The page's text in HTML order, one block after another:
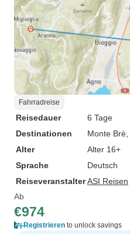
Fahrradreise
Reisedauer
6 Tage
Destinationen
Monte Brè
Alter
Alter 16+
Sprache
Deutsch
ReiseveranstalterASI Reisen
Ab
€974
Registrieren to unlock savings